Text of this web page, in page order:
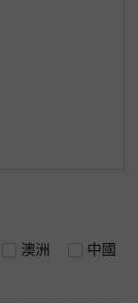
澳洲 中國